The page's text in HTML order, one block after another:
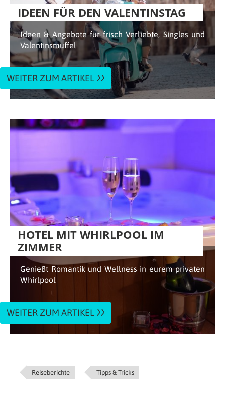
IDEEN FÜR DEN VALENTINSTAG
Ideen & Angebote für frisch Verliebte, Singles und
Valentinsmuffel
WEITER ZUM ARTIKEL
HOTEL MIT WHIRLPOOL IM
ZIMMER
Genießt Romantik und Wellness in eurem privaten
Whirlpool
WEITER ZUM ARTIKEL
Reiseberichte Tipps & Tricks